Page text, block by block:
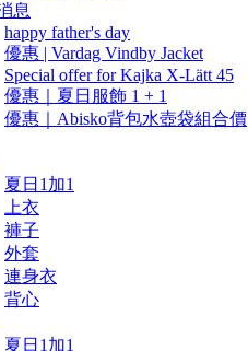
息
happy father's day
優惠 | Vardag Vindby Jacket
Special offer for Kajka X-Lätt 45
優惠｜夏日服飾 1 + 1
優惠｜Abisko背包水壺袋組合價
夏日1加1
上衣
褲子
外套
連身衣
背心
夏日1加1